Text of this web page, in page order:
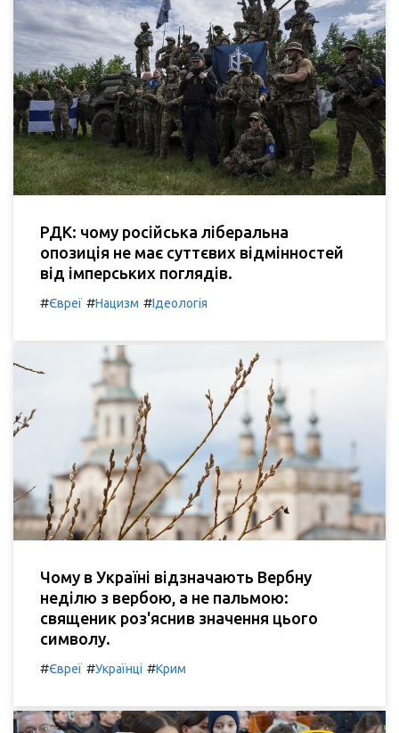
РДК: чому російська ліберальна
опозиція не має суттєвих відмінностей
від імперських поглядів.
#Євреї #Нацизм #Ідеологія
Чому в Україні відзначають Вербну
неділю з вербою, а не пальмою:
священик роз'яснив значення цього
символу.
#Євреї #Українці #Крим